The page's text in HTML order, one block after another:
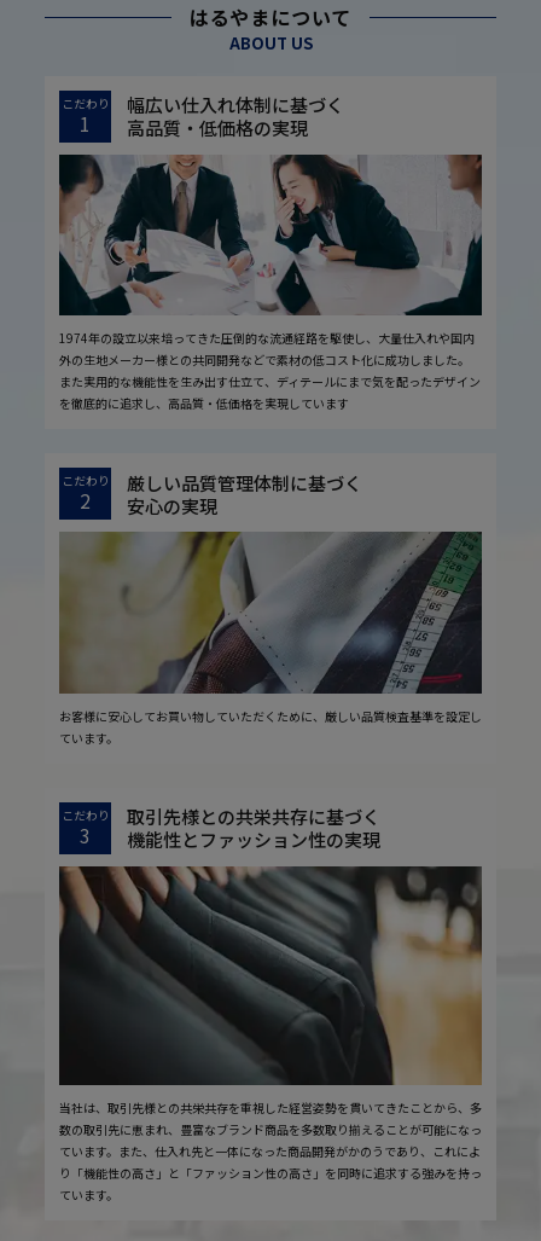
はるやまについて
ABOUT US
こだわり
1
幅広い仕入れ体制に基づく
高品質・低価格の実現
1974年の設立以来培ってきた圧倒的な流通経路を駆使し、大量仕入れや国内
外の生地メーカー様との共同開発などで素材の低コスト化に成功しました。
また実用的な機能性を生み出す仕立て、ディテールにまで気を配ったデザイン
を徹底的に追求し、高品質・低価格を実現しています
こだわり
2
厳しい品質管理体制に基づく
安心の実現
お客様に安心してお買い物していただくために、厳しい品質検査基準を設定し
ています。
こだわり
3
取引先様との共栄共存に基づく
機能性とファッション性の実現
当社は、取引先様との共栄共存を重視した経営姿勢を貫いてきたことから、多
数の取引先に恵まれ、豊富なブランド商品を多数取り揃えることが可能になっ
ています。また、仕入れ先と一体になった商品開発がかのうであり、これによ
り「機能性の高さ」と「ファッション性の高さ」を同時に追求する強みを持っ
ています。